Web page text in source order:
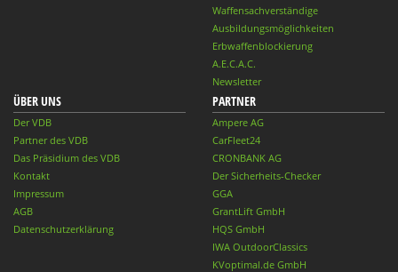
Waffensachverständige
Ausbildungsmöglichkeiten
Erbwaffenblockierung
A.E.C.A.C.
Newsletter
ÜBER UNS
Der VDB
Partner des VDB
Das Präsidium des VDB
Kontakt
Impressum
AGB
Datenschutzerklärung
PARTNER
Ampere AG
CarFleet24
CRONBANK AG
Der Sicherheits-Checker
GGA
GrantLift GmbH
HQS GmbH
IWA OutdoorClassics
KVoptimal.de GmbH